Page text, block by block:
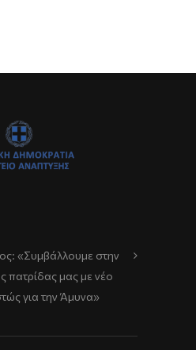
«Συμβάλλουμε στην
πατρίδας μας με νέο
για την Άμυνα»